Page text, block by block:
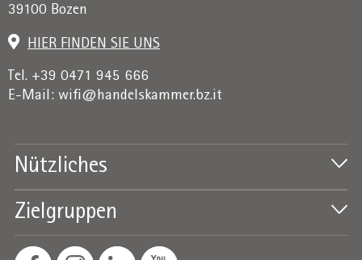
39100 Bozen
HIER FINDEN SIE UNS
Tel. +39 0471 945 666
E-Mail: wifi@handelskammer.bz.it
Nützliches
Zielgruppen